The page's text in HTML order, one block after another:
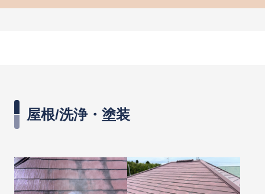
屋根/洗浄・塗装